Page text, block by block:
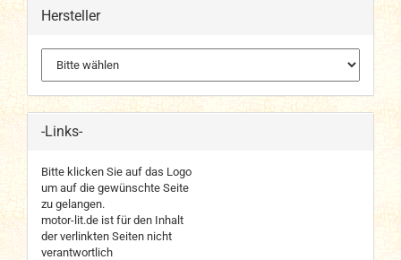
Hersteller
-Links-
Bitte klicken Sie auf das Logo
um auf die gewünschte Seite
zu gelangen.
motor-lit.de ist für den Inhalt
der verlinkten Seiten nicht
verantwortlich